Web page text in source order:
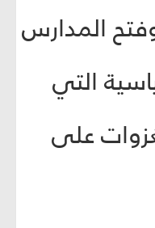
المدارس
التي
على